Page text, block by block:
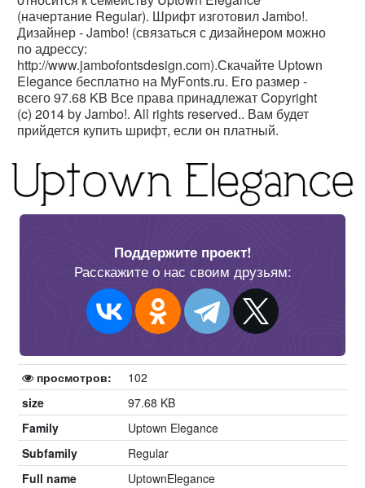
(начертание Regular). Шрифт изготовил Jambo!.
Дизайнер - Jambo! (связаться с дизайнером можно
по адрессу:
http://www.jambofontsdesign.com).Скачайте Uptown
Elegance бесплатно на MyFonts.ru. Его размер -
всего 97.68 KB Все права принадлежат Copyright
(c) 2014 by Jambo!. All rights reserved.. Вам будет
прийдется купить шрифт, если он платный.
Поддержите проект!
Расскажите о нас своим друзьям:
просмотров:
102
size
97.68 KB
Family
Uptown Elegance
Subfamily
Regular
Full name
UptownElegance